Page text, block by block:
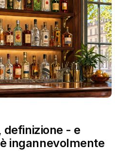
definizione - e
ingannevolmente